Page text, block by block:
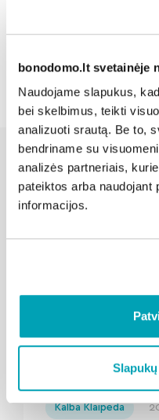
bonodomo.lt svetainėje
Naudojame slapukus,
bei skelbimus, teikti
analizuoti srautą. Be to,
bendriname su
analizės partneriais,
pateiktos arba naudojant
informacijos.
" loading="lazy"/>
Kalba Klaipėda